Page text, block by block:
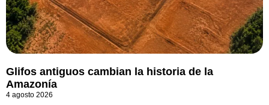
Glifos antiguos cambian la historia de la
Amazonía
4 agosto 2026